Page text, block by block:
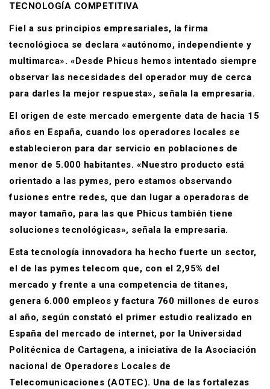
TECNOLOGÍA COMPETITIVA
Fiel a sus principios empresariales, la firma
tecnológioca se declara «autónomo, independiente y
multimarca». «Desde Phicus hemos intentado siempre
observar las necesidades del operador muy de cerca
para darles la mejor respuesta», señala la empresaria.
El origen de este mercado emergente data de hacia 15
años en España, cuando los operadores locales se
establecieron para dar servicio en poblaciones de
menor de 5.000 habitantes. «Nuestro producto está
orientado a las pymes, pero estamos observando
fusiones entre redes, que dan lugar a operadoras de
mayor tamaño, para las que Phicus también tiene
soluciones tecnológicas», señala la empresaria.
Esta tecnología innovadora ha hecho fuerte un sector,
el de las pymes telecom que, con el 2,95% del
mercado y frente a una competencia de titanes,
genera 6.000 empleos y factura 760 millones de euros
al año, según constató el primer estudio realizado en
España del mercado de internet, por la Universidad
Politécnica de Cartagena, a iniciativa de la Asociación
nacional de Operadores Locales de
Telecomunicaciones (AOTEC). Una de las fortalezas